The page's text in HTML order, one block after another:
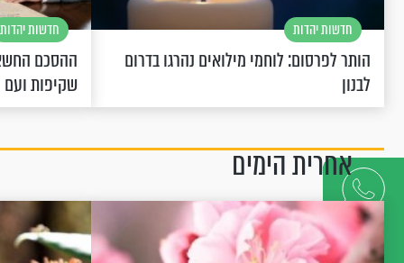
דברו
איתנו
חדשות יהדות
הותר לפרסום: לוחמי מילואים נהרגו בדרום
לבנון
חדשות יהדות
ההסכם
שקיפות
אחרית הימים